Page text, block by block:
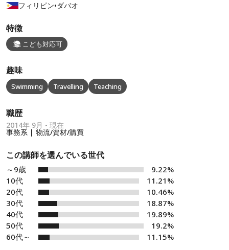
フィリピン•ダバオ
特徴
こども対応可
趣味
Swimming Travelling Teaching
職歴
2014年 9月 - 現在
事務系 | 物流/資材/購買
この講師を選んでいる世代
～9歳
9.22%
10代
11.21%
20代
10.46%
30代
18.87%
40代
19.89%
50代
19.2%
60代～
11.15%